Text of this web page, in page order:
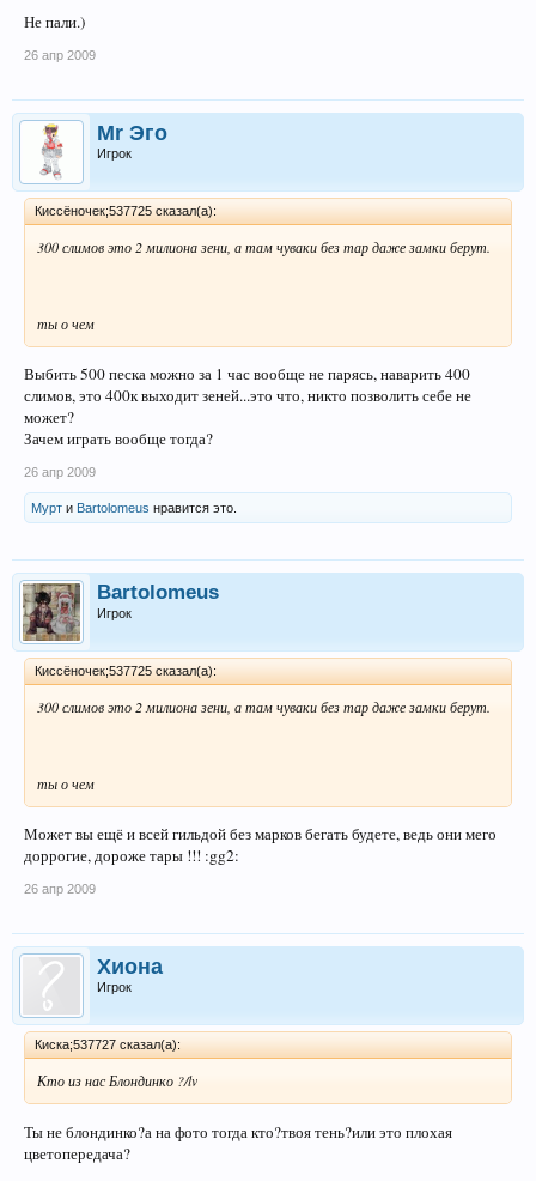
Не пали.)
26 апр 2009
Mr Эго
Игрок
Киссёночек;537725 сказал(а):
300 слимов это 2 милиона зени, а там чуваки без тар даже замки берут.
ты о чем
Выбить 500 песка можно за 1 час вообще не парясь, наварить 400
слимов, это 400к выходит зеней...это что, никто позволить себе не
может?
Зачем играть вообще тогда?
26 апр 2009
Мурт и Bartolomeus нравится это.
Bartolomeus
Игрок
Киссёночек;537725 сказал(а):
300 слимов это 2 милиона зени, а там чуваки без тар даже замки берут.
ты о чем
Может вы ещё и всей гильдой без марков бегать будете, ведь они мего
доррогие, дороже тары !!! :gg2:
26 апр 2009
Хиона
Игрок
Киска;537727 сказал(а):
Кто из нас Блондинко ?/lv
Ты не блондинко?а на фото тогда кто?твоя тень?или это плохая
цветопередача?